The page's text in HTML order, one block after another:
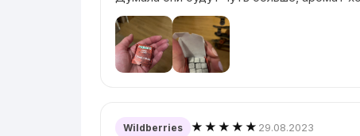
Wildberries ★★★★★ 29.08.2023